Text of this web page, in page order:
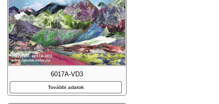
6017A-VD3
További adatok